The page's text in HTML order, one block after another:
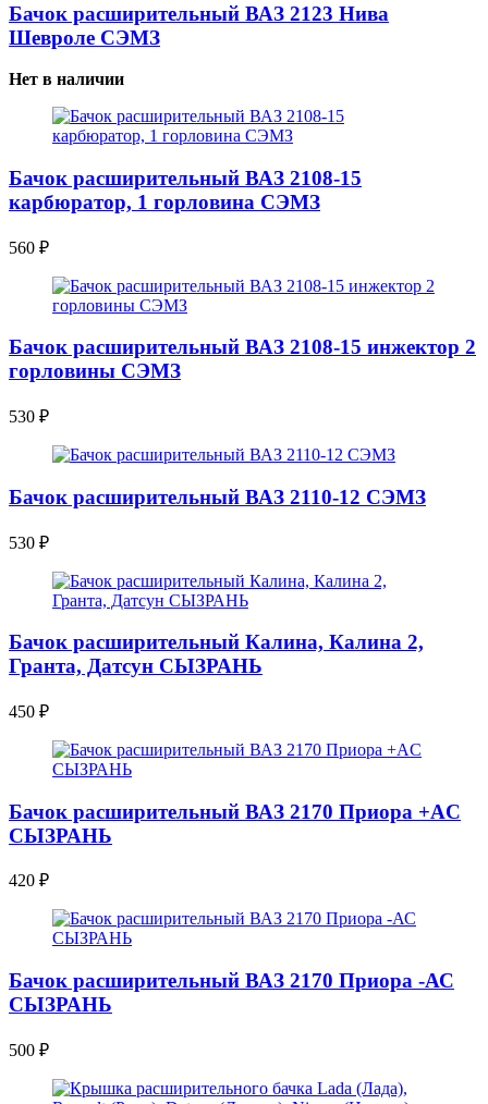
Бачок расширительный ВАЗ 2123 Нива
Шевроле СЭМЗ
Нет в наличии
Бачок расширительный ВАЗ 2108-15
карбюратор, 1 горловина СЭМЗ
560 ₽
Бачок расширительный ВАЗ 2108-15 инжектор 2
горловины СЭМЗ
530 ₽
Бачок расширительный ВАЗ 2110-12 СЭМЗ
530 ₽
Бачок расширительный Калина, Калина 2,
Гранта, Датсун СЫЗРАНЬ
450 ₽
Бачок расширительный ВАЗ 2170 Приора +AC
СЫЗРАНЬ
420 ₽
Бачок расширительный ВАЗ 2170 Приора -АС
СЫЗРАНЬ
500 ₽